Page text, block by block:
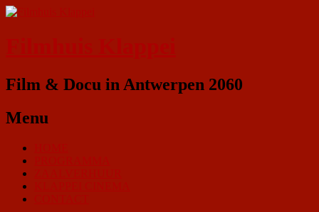
Film & Docu in Antwerpen 2060
Menu